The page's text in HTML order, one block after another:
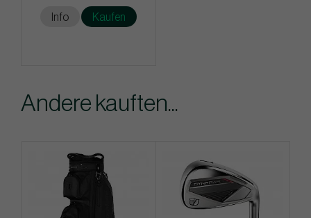
Info Kaufen
Andere kauften...